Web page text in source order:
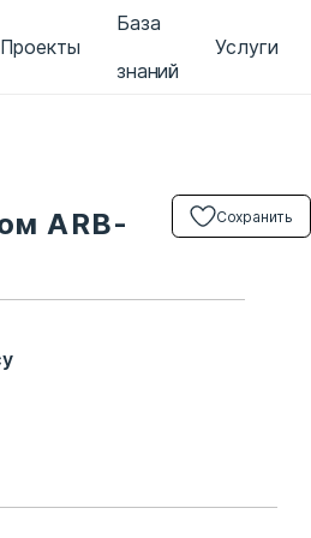
Проекты
База
знаний
Услуги
ARB- Сохранить